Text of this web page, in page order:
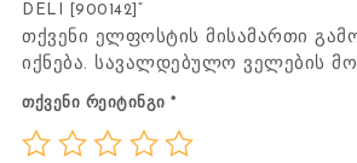
DELI [900142]“
თქვენი ელფოსტის მისამართი
იქნება. სავალდებულო ველების
თქვენი რეიტინგი*